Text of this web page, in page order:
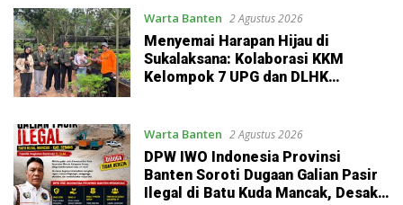
Warta Banten 2 Agustus 2026
Menyemai Harapan Hijau di
Sukalaksana: Kolaborasi KKM
Kelompok 7 UPG dan DLHK
Warta Banten 2 Agustus 2026
DPW IWO Indonesia Provinsi
Banten Soroti Dugaan Galian Pasir
Ilegal di Batu Kuda Mancak, Desak